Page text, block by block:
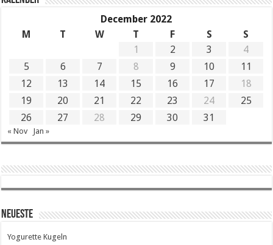
December 2022
M
T W T F S
S
1
2 3
4
5
6 7 8 9 10
11
12
13 14 15 16 17
18
19
20 21 22 23 24
25
26
27 28 29 30 31
« Nov Jan »
Neueste
Yogurette Kugeln